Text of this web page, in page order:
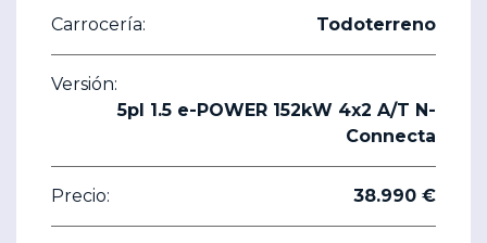
Carrocería: Todoterreno
Versión:
5pl 1.5 e-POWER 152kW 4x2 A/T N-
Connecta
Precio: 38.990 €